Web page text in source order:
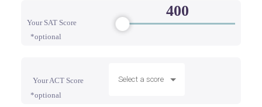
Your SAT Score
*optional
Your ACT Score
*optional
Select a score